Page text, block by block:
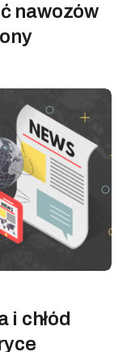
nawozów
i chłód